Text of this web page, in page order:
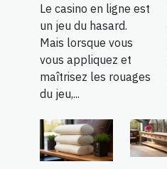
Le casino en ligne est
un jeu du hasard.
Mais lorsque vous
vous appliquez et
maîtrisez les rouages
du jeu,...